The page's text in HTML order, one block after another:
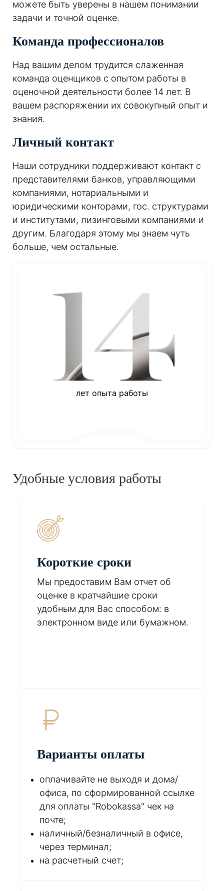
можете быть уверены в нашем понимании
задачи и точной оценке.
Команда профессионалов
Над вашим делом трудится слаженная
команда оценщиков с опытом работы в
оценочной деятельности более 14 лет. В
вашем распоряжении их совокупный опыт и
знания.
Личный контакт
Наши сотрудники поддерживают контакт с
представителями банков, управляющими
компаниями, нотариальными и
юридическими конторами, гос. структурами
и институтами, лизинговыми компаниями и
другим. Благодаря этому мы знаем чуть
больше, чем остальные.
лет опыта работы
Удобные условия работы
Короткие сроки
Мы предоставим Вам отчет об
оценке в кратчайшие сроки
удобным для Вас способом: в
электронном виде или бумажном.
Варианты оплаты
оплачивайте не выходя и дома/
офиса, по сформированной ссылке
для оплаты "Robokassa" чек на
почте;
наличный/безналичный в офисе,
через терминал;
на расчетный счет;